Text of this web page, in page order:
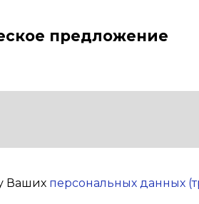
предложение
Ваших персональных данных